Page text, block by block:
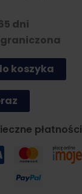
dni
koszyka
płatności